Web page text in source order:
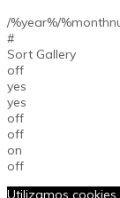
/%year%/
#
Sort Gallery
off
yes
yes
off
off
on
off
Utilizamos